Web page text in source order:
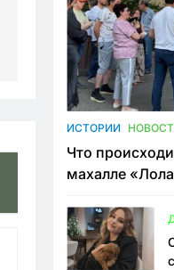
ИСТОРИИ
Что
махалле
конфликта